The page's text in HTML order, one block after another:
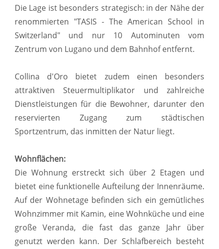
Die Lage ist besonders strategisch: in der Nähe der
renommierten "TASIS - The American School in
Switzerland" und nur 10 Autominuten vom
Zentrum von Lugano und dem Bahnhof entfernt.
Collina d'Oro bietet zudem einen besonders
attraktiven Steuermultiplikator und zahlreiche
Dienstleistungen für die Bewohner, darunter den
reservierten Zugang zum städtischen
Sportzentrum, das inmitten der Natur liegt.
Wohnflächen:
Die Wohnung erstreckt sich über 2 Etagen und
bietet eine funktionelle Aufteilung der Innenräume.
Auf der Wohnetage befinden sich ein gemütliches
Wohnzimmer mit Kamin, eine Wohnküche und eine
große Veranda, die fast das ganze Jahr über
genutzt werden kann. Der Schlafbereich besteht